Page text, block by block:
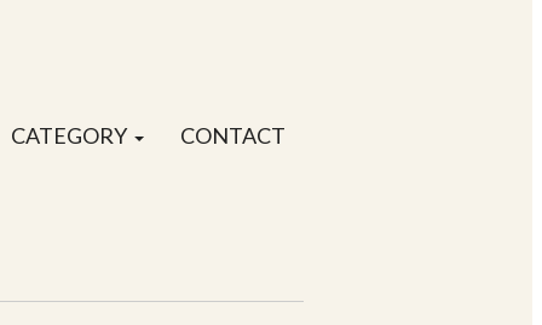
CATEGORY CONTACT